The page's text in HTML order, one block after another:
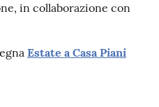
in collaborazione con
Estate a Casa Piani